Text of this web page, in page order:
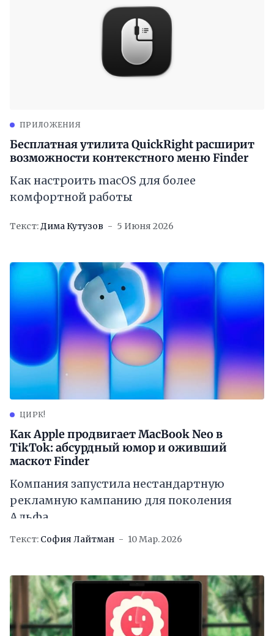
ПРИЛОЖЕНИЯ
Бесплатная утилита QuickRight расширит
возможности контекстного меню Finder
Как настроить macOS для более
комфортной работы
Текст:Дима Кутузов 5 Июня 2026
ЦИРК!
Как Apple продвигает MacBook Neo в
TikTok: абсурдный юмор и оживший
маскот Finder
Компания запустила нестандартную
рекламную кампанию для поколения
Альфа
Текст: София Лайтман 10 Мар. 2026